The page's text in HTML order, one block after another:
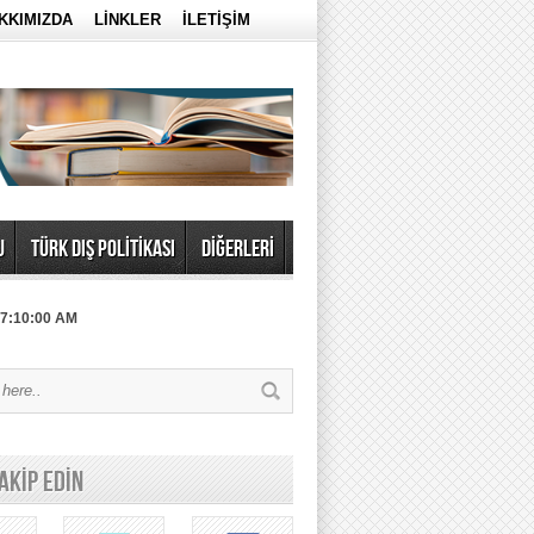
LİNKLER İLETİŞİM
TÜRK DIŞ POLİTİKASI DİĞERLERİ
AM
EDİN